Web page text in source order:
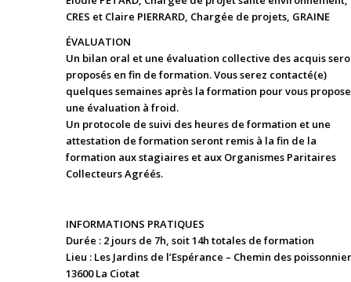
CRES et Claire PIERRARD, Chargée de projets, GRAINE
ÉVALUATION
Un bilan oral et une évaluation collective des acquis
proposés en fin de formation. Vous serez contacté(e)
quelques semaines après la formation pour vous
une évaluation à froid.
Un protocole de suivi des heures de formation et une
attestation de formation seront remis à la fin de la
formation aux stagiaires et aux Organismes Paritaires
Collecteurs Agréés.
INFORMATIONS PRATIQUES
Durée : 2 jours de 7h, soit 14h totales de formation
Lieu : Les Jardins de l’Espérance – Chemin des
13600 La Ciotat